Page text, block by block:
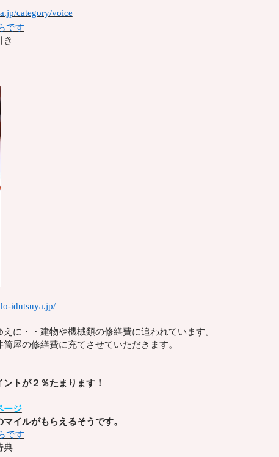
category/voice
です
き
idutsuya.jp/
に・・建物や機械類の修繕費に追われています。
屋の修繕費に充てさせていただきます。
トが２％たまります！
ージ
イルがもらえるそうです。
です
典